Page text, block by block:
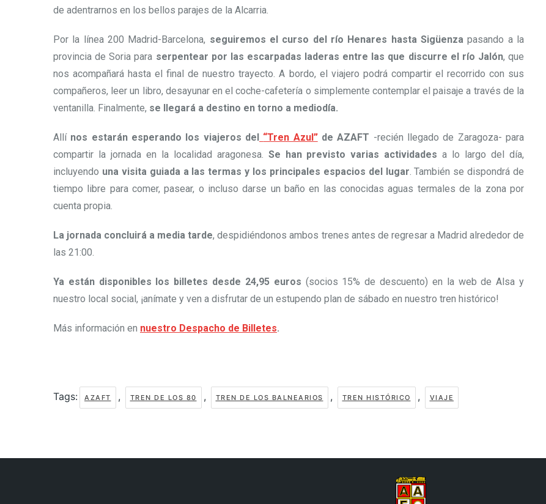
de adentrarnos en los bellos parajes de la Alcarria.
Por la línea 200 Madrid-Barcelona, seguiremos el curso del río Henares hasta Sigüenza pasando a la
provincia de Soria para serpentear por las escarpadas laderas entre las que discurre el río Jalón, que
nos acompañará hasta el final de nuestro trayecto. A bordo, el viajero podrá compartir el recorrido con sus
compañeros, leer un libro, desayunar en el coche-cafetería o simplemente contemplar el paisaje a través de la
ventanilla. Finalmente, se llegará a destino en torno a mediodía.
Allí nos estarán esperando los viajeros del “Tren Azul”de AZAFT -recién llegado de Zaragoza- para
compartir la jornada en la localidad aragonesa. Se han previsto varias actividades a lo largo del día,
incluyendo una visita guiada a las termas y los principales espacios del lugar. También se dispondrá de
tiempo libre para comer, pasear, o incluso darse un baño en las conocidas aguas termales de la zona por
cuenta propia.
La jornada concluirá a media tarde, despidiéndonos ambos trenes antes de regresar a Madrid alrededor de
las 21:00.
Ya están disponibles los billetes desde 24,95 euros (socios 15% de descuento) en la web de Alsa y
nuestro local social, ¡anímate y ven a disfrutar de un estupendo plan de sábado en nuestro tren histórico!
Más información en nuestro Despacho de Billetes.
Tags: AZAFT , TREN DE LOS 80 , TREN DE LOS BALNEARIOS , TREN HISTÓRICO , VIAJE